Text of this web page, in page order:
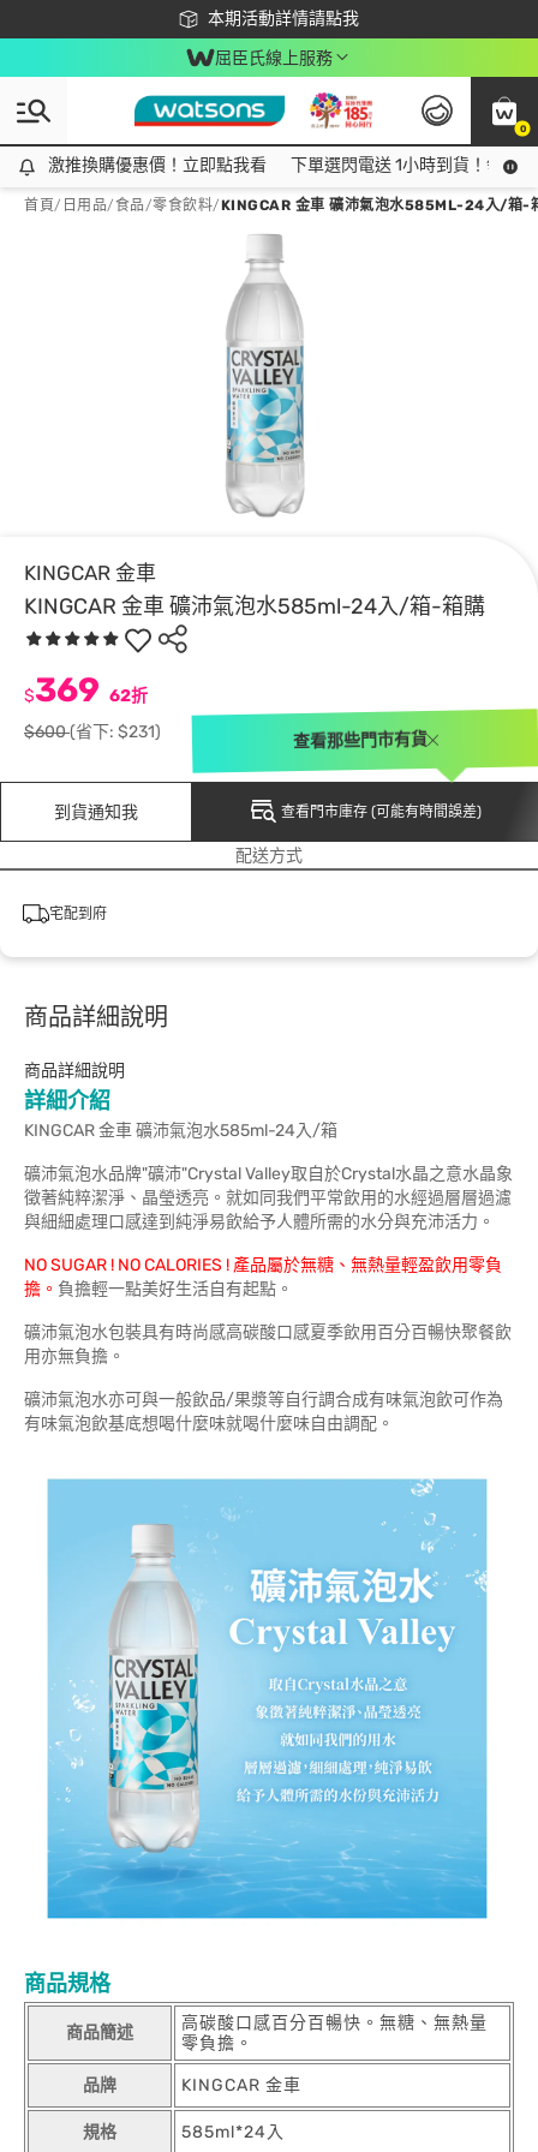
本期活動詳情請點我
下載app最高回饋$350
屈臣氏線上服務
0
激推換購優惠價！立即點我看
激推換購優惠價！立即點我看 下單選閃電送 1小時到貨！領神
首頁/ 日用品/食品/零食飲料/KINGCAR 金車 礦沛氣泡水585ML-24入/箱-
KINGCAR 金車
KINGCAR 金車 礦沛氣泡水585ml-24入/箱-箱購
$369 62折
$600(省下: $231)
到貨通知我 查看門市庫存 (可能有時間誤差)
查看那些門市有貨
配送方式
宅配到府
商品詳細說明
商品詳細說明
詳細介紹
KINGCAR 金車 礦沛氣泡水585ml-24入/箱
礦沛氣泡水品牌"礦沛"Crystal Valley取自於Crystal水晶之意水晶象
徵著純粹潔淨、晶瑩透亮。就如同我們平常飲用的水經過層層過濾
與細細處理口感達到純淨易飲給予人體所需的水分與充沛活力。
NO SUGAR ! NO CALORIES ! 產品屬於無糖、無熱量輕盈飲用零負
擔。 負擔輕一點美好生活自有起點。
礦沛氣泡水包裝具有時尚感高碳酸口感夏季飲用百分百暢快聚餐飲
用亦無負擔。
礦沛氣泡水亦可與一般飲品/果漿等自行調合成有味氣泡飲可作為
有味氣泡飲基底想喝什麼味就喝什麼味自由調配。
商品規格
商品簡述
高碳酸口感百分百暢快。無糖、無熱量
零負擔。
品牌 KINGCAR 金車
規格 585ml*24入